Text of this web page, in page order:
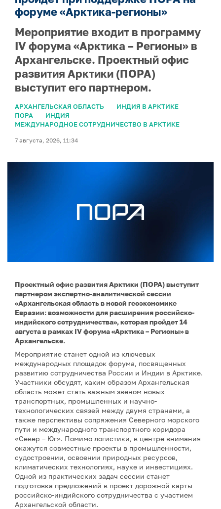
форуме «Арктика-регионы»
Мероприятие входит в программу
IV форума «Арктика – Регионы» в
Архангельске. Проектный офис
развития Арктики (ПОРА)
выступит его партнером.
АРХАНГЕЛЬСКАЯ ОБЛАСТЬ
ИНДИЯ В АРКТИКЕ
ПОРА
ИНДИЯ
МЕЖДУНАРОДНОЕ СОТРУДНИЧЕСТВО В АРКТИКЕ
7 августа, 2026, 11:34
Проектный офис развития Арктики (ПОРА) выступит
партнером экспертно-аналитической сессии
«Архангельская область в новой геоэкономике
Евразии: возможности для расширения российско-
индийского сотрудничества», которая пройдет 14
августа в рамках IV форума «Арктика – Регионы» в
Архангельске.
Мероприятие станет одной из ключевых
международных площадок форума, посвященных
развитию сотрудничества России и Индии в Арктике.
Участники обсудят, каким образом Архангельская
область может стать важным звеном новых
транспортных, промышленных и научно-
технологических связей между двумя странами, а
также перспективы сопряжения Северного морского
пути и международного транспортного коридора
«Север – Юг». Помимо логистики, в центре внимания
окажутся совместные проекты в промышленности,
судостроении, освоении природных ресурсов,
климатических технологиях, науке и инвестициях.
Одной из практических задач сессии станет
подготовка предложений в проект дорожной карты
российско-индийского сотрудничества с участием
Архангельской области.